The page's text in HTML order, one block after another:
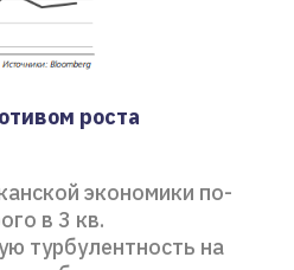
роста
экономики по-
в 3 кв.
турбулентность на